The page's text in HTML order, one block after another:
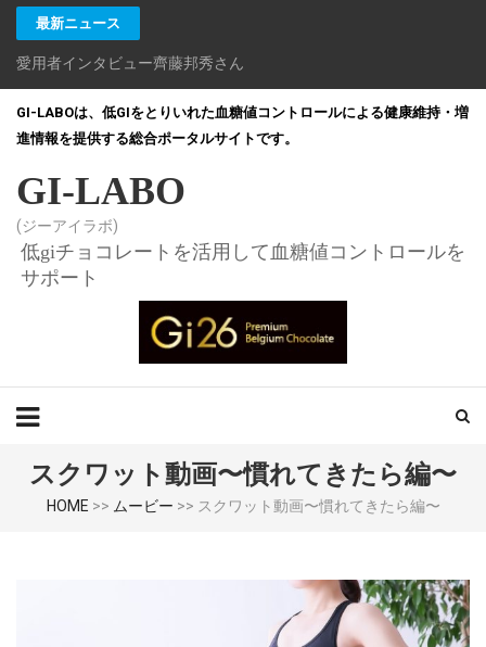
最新ニュース
愛用者インタビュー齊藤邦秀さん
GI-LABOは、低GIをとりいれた血糖値コントロールによる健康維持・増
進情報を提供する総合ポータルサイトです。
GI-LABO
(ジーアイラボ)
低giチョコレートを活用して血糖値コントロールを
サポート
スクワット動画〜慣れてきたら編〜
HOME >> ムービー >> スクワット動画〜慣れてきたら編〜